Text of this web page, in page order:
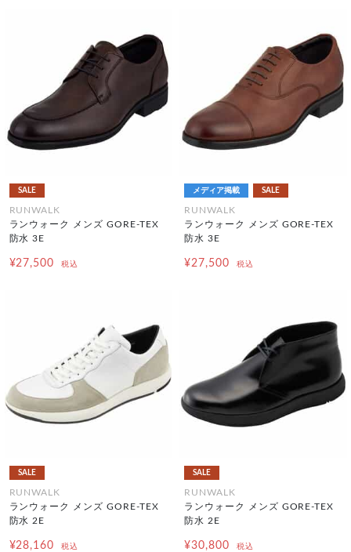
SALE
RUNWALK
ランウォーク メンズ GORE-TEX
防水 3E
¥27,500 税込
メディア掲載 SALE
RUNWALK
ランウォーク メンズ GORE-TEX
防水 3E
¥27,500 税込
SALE
RUNWALK
ランウォーク メンズ GORE-TEX
防水 2E
¥28,160 税込
SALE
RUNWALK
ランウォーク メンズ GORE-TEX
防水 2E
¥30,800 税込